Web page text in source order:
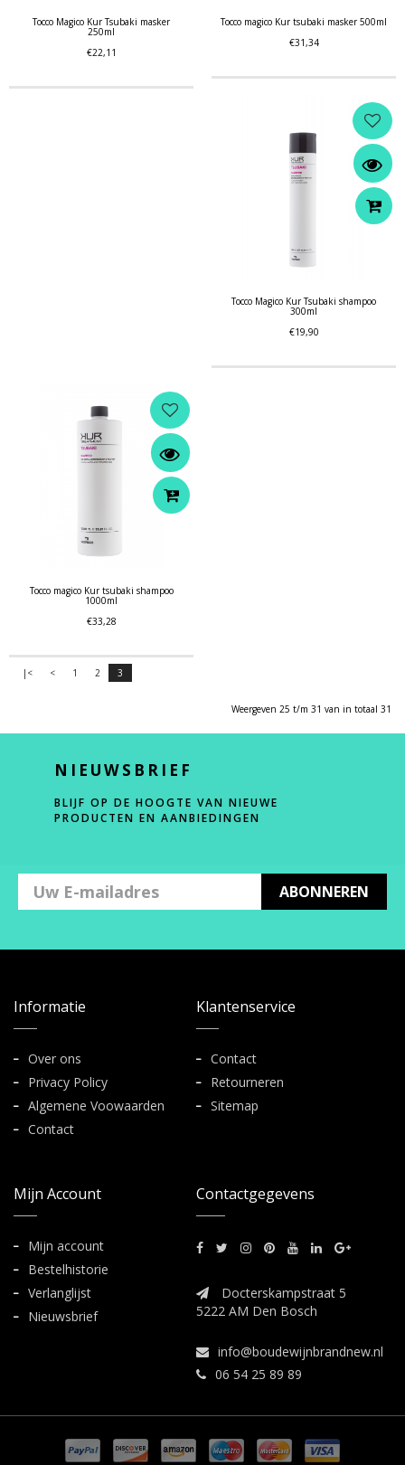
Tocco Magico Kur Tsubaki masker
250ml
€22,11
Tocco magico Kur tsubaki masker 500ml
€31,34
Tocco Magico Kur Tsubaki shampoo
300ml
€19,90
Tocco magico Kur tsubaki shampoo
1000ml
€33,28
|< < 1 2 3
Weergeven 25 t/m 31 van in totaal 31
NIEUWSBRIEF
BLIJF OP DE HOOGTE VAN NIEUWE
PRODUCTEN EN AANBIEDINGEN
ABONNEREN
Informatie
Over ons
Privacy Policy
Algemene Voowaarden
Contact
Klantenservice
Contact
Retourneren
Sitemap
Mijn Account
Mijn account
Bestelhistorie
Verlanglijst
Nieuwsbrief
Contactgegevens
Docterskampstraat 5
5222 AM Den Bosch
info@boudewijnbrandnew.nl
06 54 25 89 89